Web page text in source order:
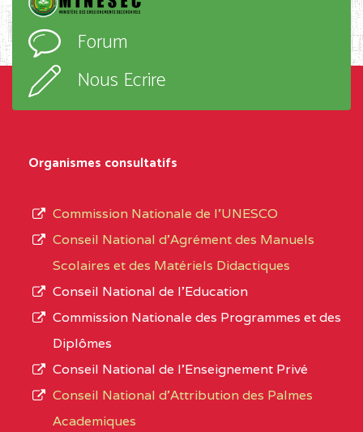
D'ENSEIGNEMENT
PROFESSIONNEL
(CEGEP) STE FOI BP
:4740 YAOUNDE
CENTRE
COLLEGE PANAFRICAIN
DE L'EXCELLENCE BP
CENTRE
COLLEGE PRIVE
l’ordre
d’enseignement,
type
L’offre
d’éducation
de
Forum
Nous Ecrire
Organismes consultatifs
Commission Nationale de l’UNESCO
Conseil National d’Agrément des Manuels
Scolaires et des Matériels Didactiques
Conseil National de l’Education
Commission Nationale des Programmes et des
Diplômes
Conseil National de l’Enseignement Privé
Conseil National d'Attribution des Palmes
Academiques